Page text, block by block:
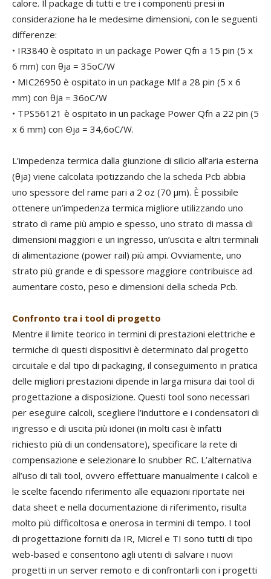
calore. Il package di tutti e tre i componenti presi in
considerazione ha le medesime dimensioni, con le seguenti
differenze:
• IR3840 è ospitato in un package Power Qfn a 15 pin (5 x
6 mm) con θja = 35oC/W
• MIC26950 è ospitato in un package Mlf a 28 pin (5 x 6
mm) con θja = 36oC/W
• TPS56121 è ospitato in un package Power Qfn a 22 pin (5
x 6 mm) con Θja = 34,6oC/W.
L’impedenza termica dalla giunzione di silicio all’aria esterna
(θja) viene calcolata ipotizzando che la scheda Pcb abbia
uno spessore del rame pari a 2 oz (70 μm). È possibile
ottenere un’impedenza termica migliore utilizzando uno
strato di rame più ampio e spesso, uno strato di massa di
dimensioni maggiori e un ingresso, un’uscita e altri terminali
di alimentazione (power rail) più ampi. Ovviamente, uno
strato più grande e di spessore maggiore contribuisce ad
aumentare costo, peso e dimensioni della scheda Pcb.
Confronto tra i tool di progetto
Mentre il limite teorico in termini di prestazioni elettriche e
termiche di questi dispositivi è determinato dal progetto
circuitale e dal tipo di packaging, il conseguimento in pratica
delle migliori prestazioni dipende in larga misura dai tool di
progettazione a disposizione. Questi tool sono necessari
per eseguire calcoli, scegliere l’induttore e i condensatori di
ingresso e di uscita più idonei (in molti casi è infatti
richiesto più di un condensatore), specificare la rete di
compensazione e selezionare lo snubber RC. L’alternativa
all’uso di tali tool, ovvero effettuare manualmente i calcoli e
le scelte facendo riferimento alle equazioni riportate nei
data sheet e nella documentazione di riferimento, risulta
molto più difficoltosa e onerosa in termini di tempo. I tool
di progettazione forniti da IR, Micrel e TI sono tutti di tipo
web-based e consentono agli utenti di salvare i nuovi
progetti in un server remoto e di confrontarli con i progetti